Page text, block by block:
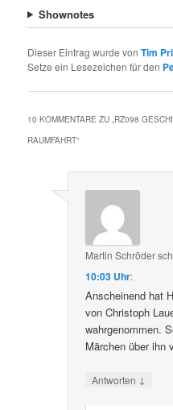
Shownotes
Dieser Eintrag wurde vonTim
Setze ein Lesezeichen für den
10 KOMMENTARE ZU „RZ098
RAUMFAHRT“
Martin Schröder
10:03 Uhr:
Anscheinend hat
von Christoph
wahrgenommen.
Märchen über ihn
Antworten ↓